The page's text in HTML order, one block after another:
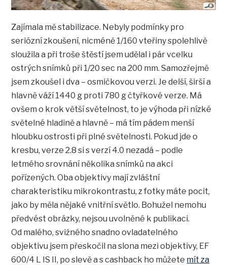
Zajímala mě stabilizace. Nebyly podmínky pro
seriózní zkoušení, nicméně 1/160 vteřiny spolehlivě
sloužila a při troše štěstí jsem udělal i pár vcelku
ostrých snímků při 1/20 sec na 200 mm. Samozřejmě
jsem zkoušel i dva – osmičkovou verzi. Je delší, širší a
hlavně váží 1440 g proti 780 g čtyřkové verze. Má
ovšem o krok větší světelnost, to je výhoda při nízké
světelné hladině a hlavně – má tím pádem menší
hloubku ostrosti při plné světelnosti. Pokud jde o
kresbu, verze 2.8 si s verzí 4.0 nezadá – podle
letmého srovnání několika snímků na akci
pořízených. Oba objektivy mají zvláštní
charakteristiku mikrokontrastu, z fotky máte pocit,
jako by měla nějaké vnitřní světlo. Bohužel nemohu
předvést obrázky, nejsou uvolněné k publikaci.
Od malého, svižného snadno ovladatelného
objektivu jsem přeskočil na slona mezi objektivy, EF
600/4 L IS II, po slevě a s cashback ho můžete mít za